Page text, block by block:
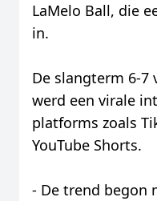
LaMelo Ball, die
in.
De slangterm 6-7
werd een virale
platforms zoals
YouTube Shorts.
- De trend begon